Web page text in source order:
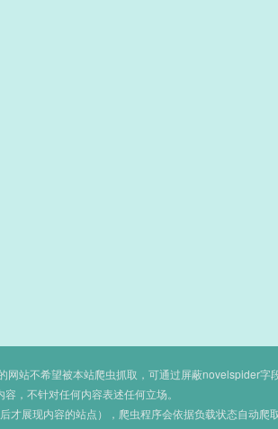
站不希望被本站爬虫抓取，可通过屏蔽novelspider字段
，不针对任何内容表述任何立场。
展现内容的站点），爬虫程序会依据负载状态自动爬取